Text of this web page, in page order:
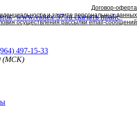
www.viotex-37.ruскачать прайс-
497-15-33
(МСК)
Договор-оферта
и защите персональных данных
осуществления рассылки email-сообщений